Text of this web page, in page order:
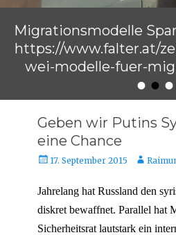
•••
Migrationsmodelle
https://www.falter.at/
wei-modelle-fuer-
Raimund
Geben wir Putins
eine Chance
Veröffentlicht
17. September 2015 Autor
Jahrelang hat Russland den
diskret bewaffnet. Parallel hat
Sicherheitsrat lautstark ein